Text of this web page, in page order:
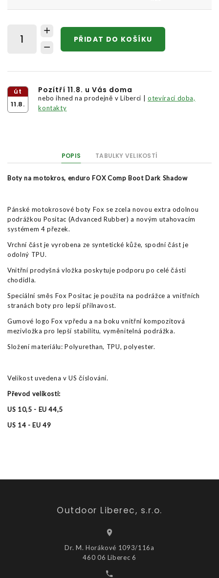
PŘIDAT DO KOŠÍKU
út
11.8.
Pozítří 11.8. u Vás doma
nebo ihned na prodejně v Liberci | otevírací doba,
kontakty
POPIS TABULKY VELIKOSTÍ
Boty na motokros, enduro FOX Comp Boot Dark Shadow
Pánské motokrosové boty Fox se zcela novou extra odolnou
podrážkou Positac (Advanced Rubber) a novým utahovacím
systémem 4 přezek.
Vrchní část je vyrobena ze syntetické kůže, spodní část je
odolný TPU.
Vnitřní prodyšná vložka poskytuje podporu po celé části
chodidla.
Speciální směs Fox Positac je použita na podrážce a vnitřních
stranách boty pro lepší přilnavost.
Gumové logo Fox vpředu a na boku vnitřní kompozitová
mezivložka pro lepší stabilitu, vyměnitelná podrážka.
Složení materiálu: Polyurethan, TPU, polyester.
Velikost uvedena v US číslování.
Převod velikosti:
US 10,5 - EU 44,5
US 14 - EU 49
Outdoor Liberec, s.r.o.
Dr. M. Horákové 1093/116a
460 06 Liberec 6